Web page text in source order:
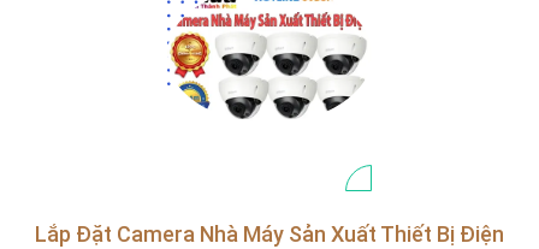
Lắp Đặt Camera Nhà Máy Sản Xuất Thiết Bị Điện